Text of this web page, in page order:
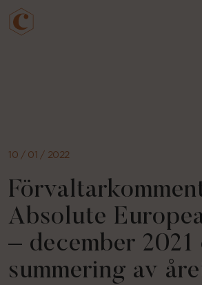
10 / 01 / 2022
Absolute
– december 2021
summering av